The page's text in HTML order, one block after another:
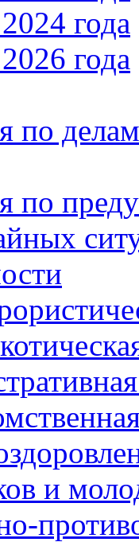
года
года
по
по
и